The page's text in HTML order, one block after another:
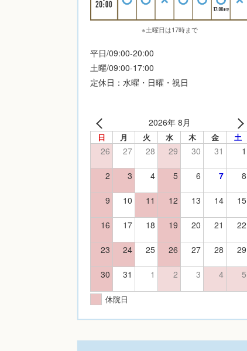
※土曜日は17時まで
平日/09:00-20:00
土曜/09:00-17:00
定休日：水曜・日曜・祝日
2026年 8月
日 月 火 水 木 金 土
26 27 28 29 30 31 1
2 3 4 5 6 7 8
9 10 11 12 13 14 15
16 17 18 19 20 21 22
23 24 25 26 27 28 29
30 31 1 2 3 4 5
休院日